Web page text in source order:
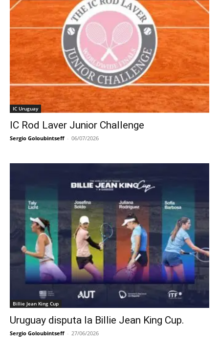
IC Uruguay
IC Rod Laver Junior Challenge
Sergio Goloubintseff - 06/07/2026
Billie Jean King Cup
Uruguay disputa la Billie Jean King Cup.
Sergio Goloubintseff - 27/06/2026